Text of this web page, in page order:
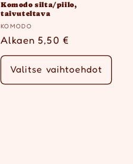
Komodo silta/piilo,
taivuteltava
Myyjä:
KOMODO
Normaalihinta
Alkaen 5,50 €
Valitse vaihtoehdot